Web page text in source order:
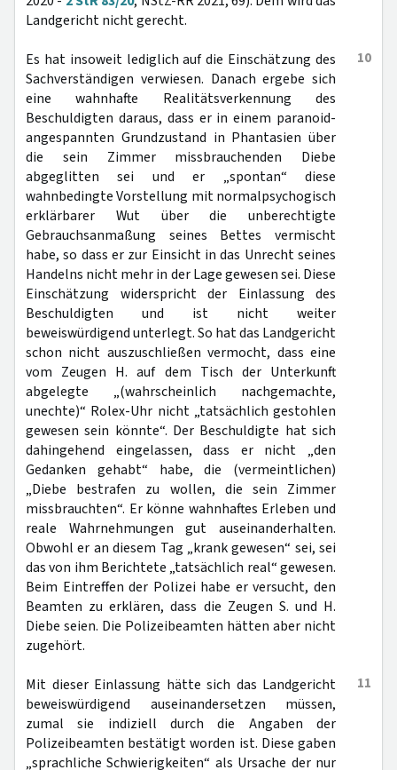
Landgericht nicht gerecht.
10
Es hat insoweit lediglich auf die Einschätzung des
Sachverständigen verwiesen. Danach ergebe sich
eine wahnhafte Realitätsverkennung des
Beschuldigten daraus, dass er in einem paranoid-
angespannten Grundzustand in Phantasien über
die sein Zimmer missbrauchenden Diebe
abgeglitten sei und er „spontan“ diese
wahnbedingte Vorstellung mit normalpsychogisch
erklärbarer Wut über die unberechtigte
Gebrauchsanmaßung seines Bettes vermischt
habe, so dass er zur Einsicht in das Unrecht seines
Handelns nicht mehr in der Lage gewesen sei. Diese
Einschätzung widerspricht der Einlassung des
Beschuldigten und ist nicht weiter
beweiswürdigend unterlegt. So hat das Landgericht
schon nicht auszuschließen vermocht, dass eine
vom Zeugen H. auf dem Tisch der Unterkunft
abgelegte „(wahrscheinlich nachgemachte,
unechte)“ Rolex-Uhr nicht „tatsächlich gestohlen
gewesen sein könnte“. Der Beschuldigte hat sich
dahingehend eingelassen, dass er nicht „den
Gedanken gehabt“ habe, die (vermeintlichen)
„Diebe bestrafen zu wollen, die sein Zimmer
missbrauchten“. Er könne wahnhaftes Erleben und
reale Wahrnehmungen gut auseinanderhalten.
Obwohl er an diesem Tag „krank gewesen“ sei, sei
das von ihm Berichtete „tatsächlich real“ gewesen.
Beim Eintreffen der Polizei habe er versucht, den
Beamten zu erklären, dass die Zeugen S. und H.
Diebe seien. Die Polizeibeamten hätten aber nicht
zugehört.
11
Mit dieser Einlassung hätte sich das Landgericht
beweiswürdigend auseinandersetzen müssen,
zumal sie indiziell durch die Angaben der
Polizeibeamten bestätigt worden ist. Diese gaben
„sprachliche Schwierigkeiten“ als Ursache der nur